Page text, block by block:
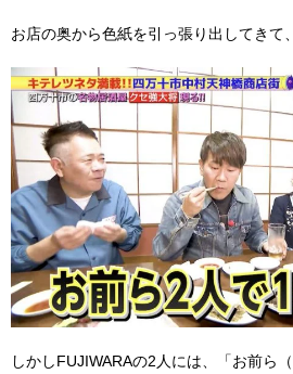
お店の奥から色紙を引っ張り出してきて
しかしFUJIWARAの2人には、「お前ら